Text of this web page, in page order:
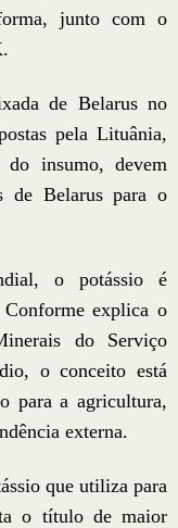
junto com o
de Belarus no
pela Lituânia,
do insumo, devem
de Belarus para o
o potássio é
explica o
do Serviço
o conceito está
para a agricultura,
externa.
que utiliza para
o título de maior